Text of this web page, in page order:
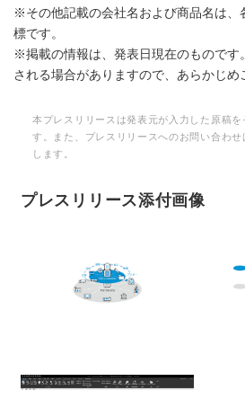
※その他記載の会社名および商品名は、
標です。
※掲載の情報は、発表日現在のものです
される場合がありますので、あらかじめ
本プレスリリースは発表元が入力した原稿を
す。また、プレスリリースへのお問い合わ
します。
プレスリリース添付画像